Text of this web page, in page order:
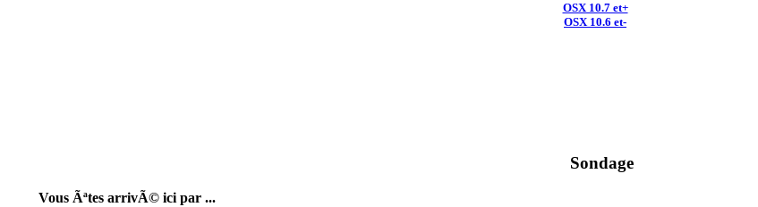
OSX 10.7 et+
OSX 10.6 et-
Sondage
Vous Ãªtes arrivÃ© ici par ...